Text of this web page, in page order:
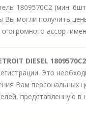
1809570C2 (мин.
могли получить
огромного
DIESEL
Это
Вам персональных
представленную